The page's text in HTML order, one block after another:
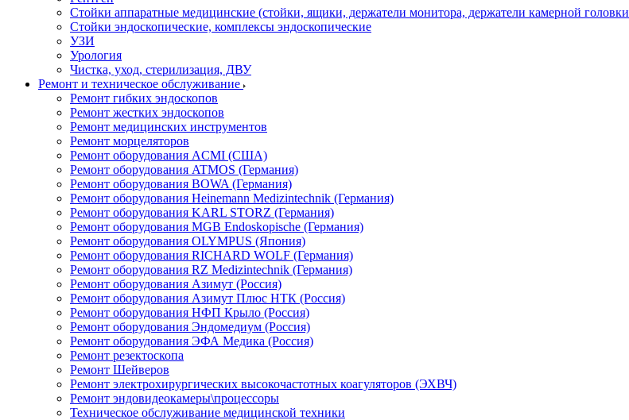
Стойки аппаратные медицинские (стойки, ящики, держатели монитора, держатели камерной головки
Стойки эндоскопические, комплексы эндоскопические
УЗИ
Урология
Чистка, уход, стерилизация, ДВУ
Ремонт и техническое обслуживание
Ремонт гибких эндоскопов
Ремонт жестких эндоскопов
Ремонт медицинских инструментов
Ремонт морцеляторов
Ремонт оборудования ACMI (США)
Ремонт оборудования ATMOS (Германия)
Ремонт оборудования BOWA (Германия)
Ремонт оборудования Heinemann Medizintechnik (Германия)
Ремонт оборудования KARL STORZ (Германия)
Ремонт оборудования MGB Endoskopische (Германия)
Ремонт оборудования OLYMPUS (Япония)
Ремонт оборудования RICHARD WOLF (Германия)
Ремонт оборудования RZ Medizintechnik (Германия)
Ремонт оборудования Азимут (Россия)
Ремонт оборудования Азимут Плюс НТК (Россия)
Ремонт оборудования НФП Крыло (Россия)
Ремонт оборудования Эндомедиум (Россия)
Ремонт оборудования ЭФА Медика (Россия)
Ремонт резектоскопа
Ремонт Шейверов
Ремонт электрохирургических высокочастотных коагуляторов (ЭХВЧ)
Ремонт эндовидеокамеры\процессоры
Техническое обслуживание медицинской техники